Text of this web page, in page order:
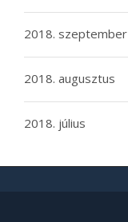
2018. szeptember
2018. augusztus
2018. július